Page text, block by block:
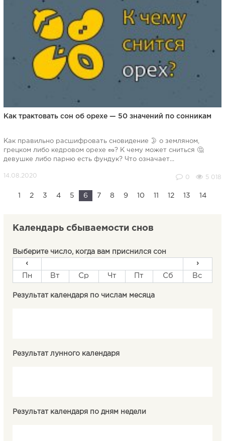
Как трактовать сон об орехе — 50 значений по сонникам
Как правильно расшифровать сновидение 🌛 о земляном,
грецком либо кедровом орехе 🥜? К чему может сниться 🤔
девушке либо парню есть фундук? Что означает...
0 5 018
2 3 4 5 6 7 8 9 10 12 13 14
Календарь сбываемости снов
Выберите число, когда вам приснился сон
‹
›
Пн
Вт Ср Чт Пт Сб Вс
Результат календаря по числам месяца
Результат лунного календаря
Результат календаря по дням недели